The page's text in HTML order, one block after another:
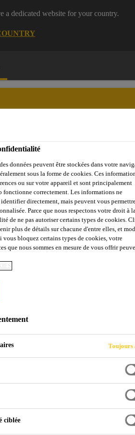
a dedicated website for your country.
Accélérateurs (HBE, SBE) / Antigel
2
prise (SBE)
qui satisfait aux exigences
accélérateur ou en
positives, comme p.ex. la capacité
2. En fonction du dosage de
déjà être décoffrées après
initiales des 24 premières
de ciment ainsi que selon la
de façon utile avec les types non
données peuvent être stockées dans votre
sous la forme de cookies. Ces
ou sur votre appareil et sont principalement
fonctionne correctement. Les informations ne
directement, mais peuvent vous
Parce que nous respectons votre droit à
de ne pas autoriser certains types de cookies.
plus de détails sur chacune d'entre elles, et
vous bloquez certains types de cookies, votre
que nous sommes en mesure de vous offrir
Toujours
ciblée